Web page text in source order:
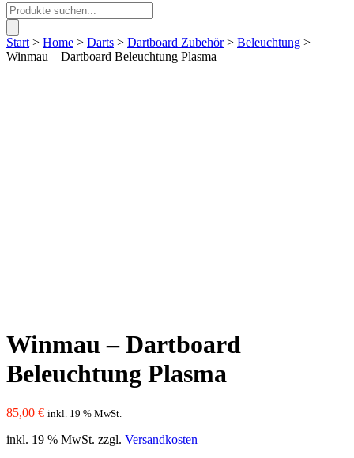
Products
search
Start > Home > Darts > Dartboard Zubehör> Beleuchtung >
Winmau – Dartboard Beleuchtung Plasma
Winmau – Dartboard
Beleuchtung Plasma
85,00 € inkl. 19 % MwSt.
inkl. 19 % MwSt. zzgl. Versandkosten